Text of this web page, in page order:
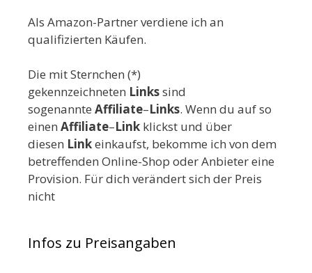
Als Amazon-Partner verdiene ich an
qualifizierten Käufen.
Die mit Sternchen (*)
gekennzeichneten Linkssind
sogenannte Affiliate–Links. Wenn du auf so
einen Affiliate–Link klickst und über
diesen Linkeinkaufst, bekomme ich von dem
betreffenden Online-Shop oder Anbieter eine
Provision. Für dich verändert sich der Preis
nicht
Infos zu Preisangaben